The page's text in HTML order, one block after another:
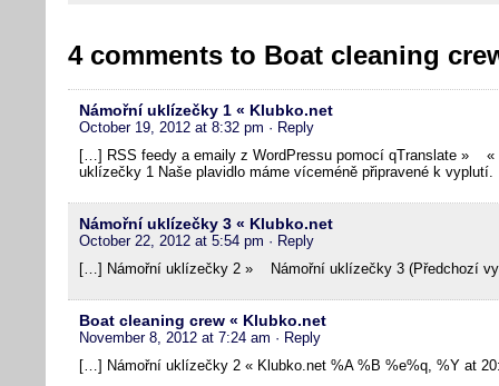
4 comments to Boat cleaning
Námořní uklízečky 1 « Klubko.net
October 19, 2012 at 8:32 pm · Reply
[…] RSS feedy a emaily z WordPressu pomocí qTranslate » «
uklízečky 1 Naše plavidlo máme víceméně připravené k
Námořní uklízečky 3 « Klubko.net
October 22, 2012 at 5:54 pm · Reply
[…] Námořní uklízečky 2 » Námořní uklízečky 3 (Předchozí
Boat cleaning crew « Klubko.net
November 8, 2012 at 7:24 am · Reply
[…] Námořní uklízečky 2 « Klubko.net %A %B %e%q, %Y at